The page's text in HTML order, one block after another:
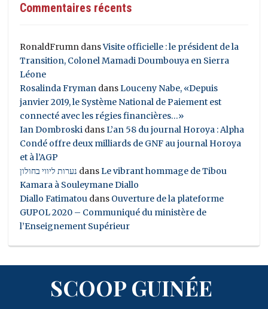
Commentaires récents
RonaldFrumn dansVisite officielle : le président de la
Transition, Colonel Mamadi Doumbouya en Sierra
Léone
Rosalinda Fryman dansLouceny Nabe, «Depuis
janvier 2019, le Système National de Paiement est
connecté avec les régies financières…»
Ian Dombroski dansL’an 58 du journal Horoya : Alpha
Condé offre deux milliards de GNF au journal Horoya
et à l’AGP
נערות ליווי בחולון dansLe vibrant hommage de Tibou
Kamara à Souleymane Diallo
Diallo Fatimatou dans Ouverture de la plateforme
GUPOL 2020 – Communiqué du ministère de
l’Enseignement Supérieur
SCOOP GUINÉE